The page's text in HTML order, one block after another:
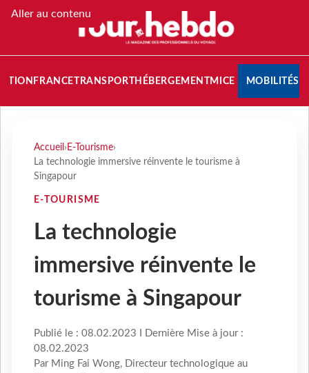
Aller au contenu
FRANCETRANSPORT HÉBERGEMENTMICE MOBILITÉS
Accueil › E-Tourisme›
La technologie immersive réinvente le tourisme à
Singapour
E-TOURISME
La technologie
immersive réinvente le
tourisme à Singapour
Publié le : 08.02.2023 I Dernière Mise à jour :
08.02.2023
Par Ming Fai Wong, Directeur technologique au